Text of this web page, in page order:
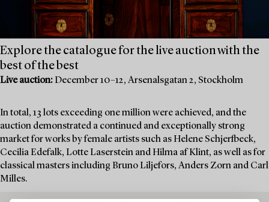
Explore the catalogue for the live auction with the
best of the best
Live auction: December 10–12, Arsenalsgatan 2, Stockholm
In total, 13 lots exceeding one million were achieved, and the
auction demonstrated a continued and exceptionally strong
market for works by female artists such as Helene Schjerfbeck,
Cecilia Edefalk, Lotte Laserstein and Hilma af Klint, as well as for
classical masters including Bruno Liljefors, Anders Zorn and Carl
Milles.